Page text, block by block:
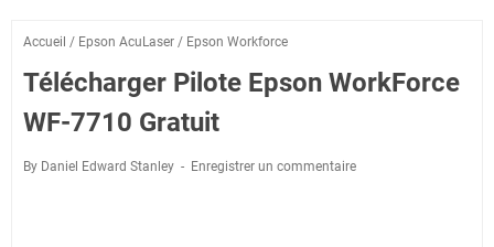
Accueil / Epson AcuLaser / Epson Workforce
Télécharger Pilote Epson WorkForce
WF-7710 Gratuit
By Daniel Edward Stanley Enregistrer un commentaire